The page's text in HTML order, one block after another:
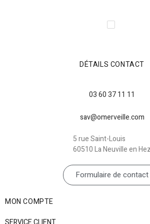
DÉTAILS CONTACT
03 60 37 11 11
sav@omerveille.com
5 rue Saint-Louis
60510 La Neuville en Hez
Formulaire de contact
MON COMPTE